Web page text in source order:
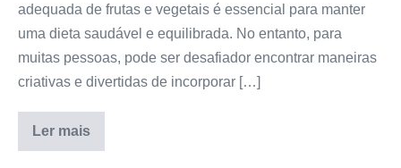
adequada de frutas e vegetais é essencial para manter
uma dieta saudável e equilibrada. No entanto, para
muitas pessoas, pode ser desafiador encontrar maneiras
criativas e divertidas de incorporar […]
Ler mais
5
maneiras